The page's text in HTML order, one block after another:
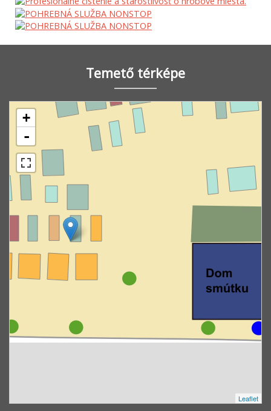
Temető térképe
+
-
Leaflet